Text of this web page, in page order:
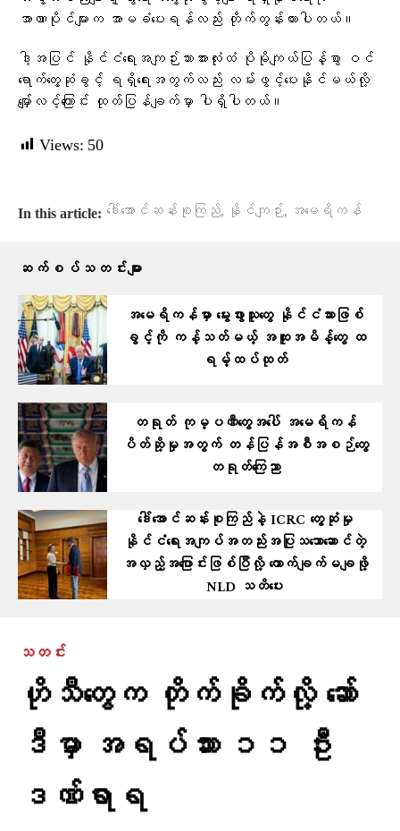
အာဏာပိုင်များက အာမခံပေးရန်လည်း တိုက်တွန်းထားပါတယ်။
ဒါ့အပြင် နိုင်ငံရေးအကျဉ်းသားအားလုံးထံ ပိုမိုကျယ်ပြန့်စွာ ဝင်
ရောက်တွေ့ဆုံခွင့် ရရှိရေးအတွက်လည်း လမ်းဖွင့်ပေးနိုင်မယ်လို့
မျှော်လင့်ကြောင်း ထုတ်ပြန်ချက်မှာ ပါရှိပါတယ်။
Views: 50
In this article: ဒေါ်အောင်ဆန်းစုကြည်, နိုင်ကျဉ်း, အမေရိကန်
ဆက်စပ်သတင်းများ
အမေရိကန်မှာ မွေးဖွားသူတွေ နိုင်ငံသားဖြစ်
ခွင့်ကို ကန့်သတ်မယ့် အထူးအမိန့်တွေ ထ
ရမ့်ထပ်ထုတ်
တရုတ် ကုမ္ပဏီတွေအပေါ် အမေရိကန်
ပိတ်ဆို့မှုအတွက် တန်ပြန်အစီအစဉ်တွေ
တရုတ်ကြေညာ
ဒေါ်အောင်ဆန်းစုကြည်နဲ့ ICRC တွေ့ဆုံမှု
နိုင်ငံရေးအကျပ်အတည်းအပြုသဘောဆောင်တဲ့
အလှည့်အပြောင်းဖြစ်ပြီလို့ ကောက်ချက်မချဖို့
NLD သတိပေး
သတင်း
ဟိုသီတွေက တိုက်ခိုက်လို့ ဆော်
ဒီမှာ အရပ်သား ၁၁ ဦး
ဒဏ်ရာရ